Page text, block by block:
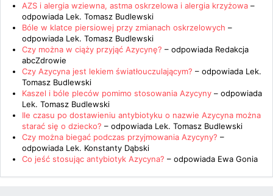
AZS i alergia wziewna, astma oskrzelowa i alergia krzyżowa –
odpowiada Lek. Tomasz Budlewski
Bóle w klatce piersiowej przy zmianach oskrzelowych –
odpowiada Lek. Tomasz Budlewski
Czy można w ciąży przyjąć Azycynę? – odpowiada Redakcja
abcZdrowie
Czy Azycyna jest lekiem światłouczulającym? – odpowiada Lek.
Tomasz Budlewski
Kaszel i bóle pleców pomimo stosowania Azycyny – odpowiada
Lek. Tomasz Budlewski
Ile czasu po dostawieniu antybiotyku o nazwie Azycyna można
starać się o dziecko? – odpowiada Lek. Tomasz Budlewski
Czy można biegać podczas przyjmowania Azycyny? –
odpowiada Lek. Konstanty Dąbski
Co jeść stosując antybiotyk Azycyna? – odpowiada Ewa Gonia